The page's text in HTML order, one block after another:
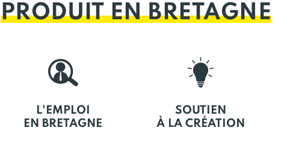
PRODUIT EN BRETAGNE
L'EMPLOI
EN BRETAGNE
SOUTIEN
À LA CRÉATION